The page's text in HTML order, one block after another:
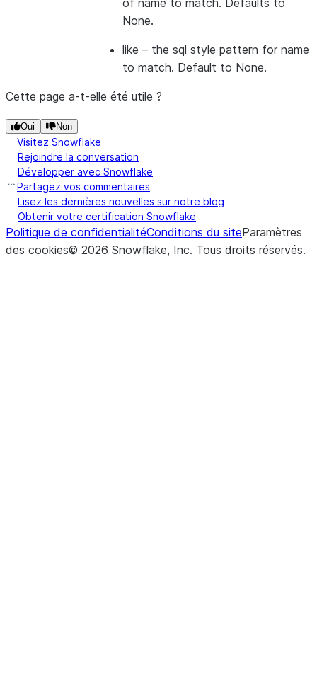
of name to match. Defaults to
None.
like – the sql style pattern for name
to match. Default to None.
Cette page a-t-elle été utile ?
Oui Non
Visitez Snowflake
Rejoindre la conversation
Développer avec Snowflake
Partagez vos commentaires
Lisez les dernières nouvelles sur notre blog
Obtenir votre certification Snowflake
Politique de confidentialitéConditions du siteParamètres
des cookies© 2026 Snowflake, Inc. Tous droits réservés.